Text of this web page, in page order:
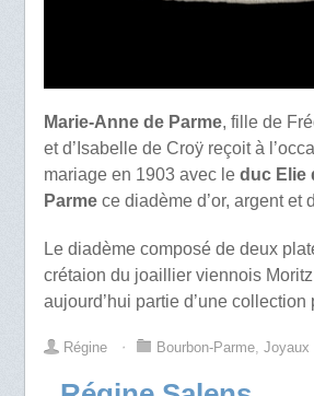
Marie-Anne de Parme, fille de
et d’Isabelle de Croÿ reçoit à
mariage en 1903 avec le duc Elie
Parmece diadème d’or, argent et
Le diadème composé de deux
crétaion du joaillier viennois
aujourd’hui partie d’une collection
Régine ⋅ Bourbon-Parme, Joyaux